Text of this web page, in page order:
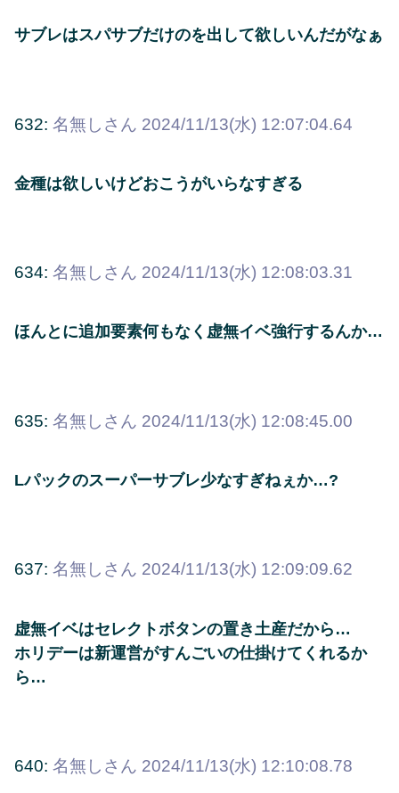
サブレはスパサブだけのを出して欲しいんだがなぁ
632: 名無しさん 2024/11/13(水) 12:07:04.64
金種は欲しいけどおこうがいらなすぎる
634: 名無しさん 2024/11/13(水) 12:08:03.31
ほんとに追加要素何もなく虚無イベ強行するんか…
635: 名無しさん 2024/11/13(水) 12:08:45.00
Lパックのスーパーサブレ少なすぎねぇか…?
637: 名無しさん 2024/11/13(水) 12:09:09.62
虚無イベはセレクトボタンの置き土産だから…
ホリデーは新運営がすんごいの仕掛けてくれるか
ら…
640: 名無しさん 2024/11/13(水) 12:10:08.78